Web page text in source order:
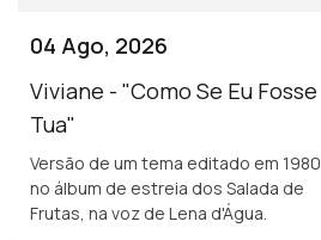
04 Ago, 2026
Viviane - "Como Se Eu Fosse
Tua"
Versão de um tema editado em 1980
no álbum de estreia dos Salada de
Frutas, na voz de Lena d'Água.